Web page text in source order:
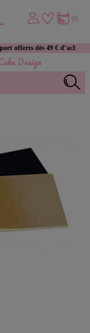
Design
dès 49 € d’achat
(0)